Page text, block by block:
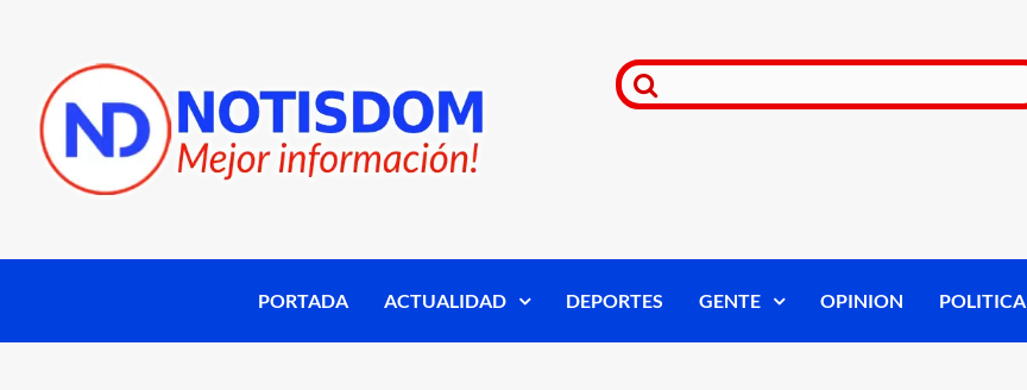
PORTADA ACTUALIDAD DEPORTES GENTE OPINION POLITICA